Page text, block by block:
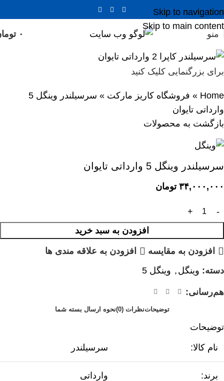
Skip to navigation
Skip to main content
منو
۰
برای بزرگنمایی کلیک کنید
Home
» فروشگاه کاریز مارکت »
سرسیلندر وینگل 5
وارداتی تایوان
بازگشت به محصولات
سرسیلندر وینگل 5 وارداتی تایوان
۳۴,۰۰۰,۰۰۰ تومان
افزودن به سبد خرید
افزودن به مقایسه
افزودن به علاقه مندی ها
دسته: وینگل , وینگل 5
هم‌رسانی:
توضیحاتنظرات (0) نحوه ارسال بسته شما
توضیحات
نام کالا: سرسیلندر
برند: وارداتی